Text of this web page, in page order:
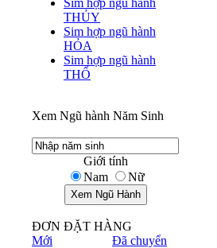
THỦY
Sim hợp ngũ hành
HỎA
Sim hợp ngũ hành
THỔ
Xem Ngũ hành Năm Sinh
Giới tính
Nam
Nữ
ĐƠN ĐẶT HÀNG
Mới
Đã chuyển